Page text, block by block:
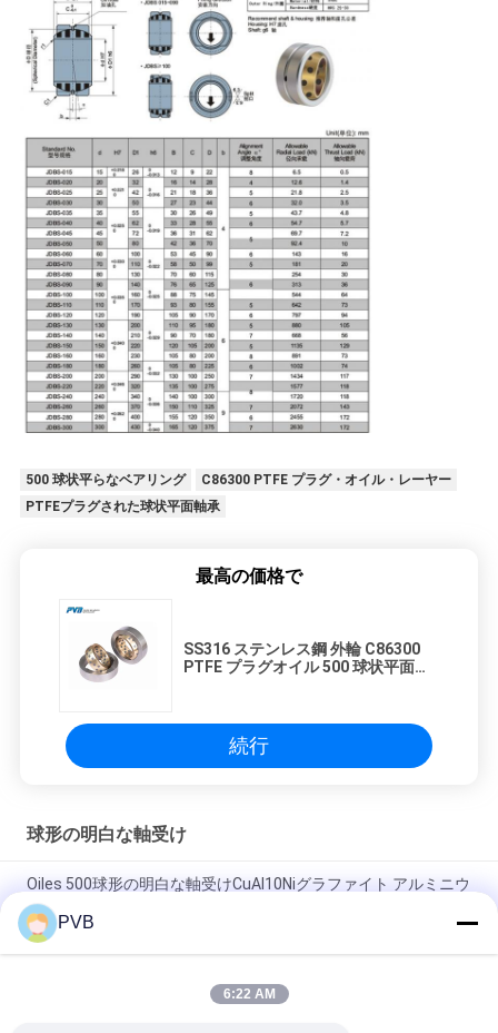
ュ
ー
事
件
地
図
PRIVACY
POLICY
500 球状平らなベアリング
C86300 PTFE プラグ・オイル・レーヤー
PTFEプラグされた球状平面軸承
最高の価格で
SS316 ステンレス鋼 外輪 C86300
PTFE プラグオイル 500 球状平面軸
続行
球形の明白な軸受け
Oiles 500球形の明白な軸受けCuAl10Niグラファイト アルミニウ
ム青銅色軸受け
手入れ不要の球形の明白な軸受け100Cr6外リング球形のブッシ
PVB
6:22 AM